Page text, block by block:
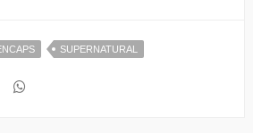
SUPERNATURAL